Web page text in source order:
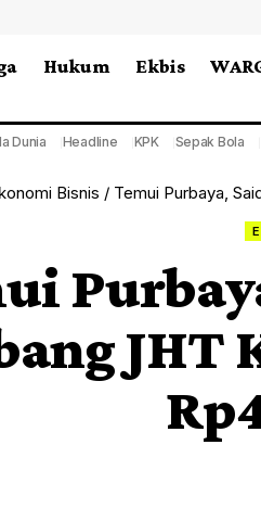
Hukum Ekbis
Dunia Headline KPK Sepak Bola
Bisnis / Temui Purbaya,
JHT